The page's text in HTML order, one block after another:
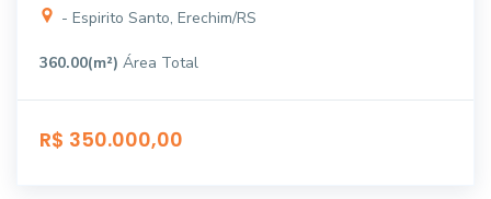
- Espirito Santo, Erechim/RS
360.00(m²) Área Total
R$ 350.000,00